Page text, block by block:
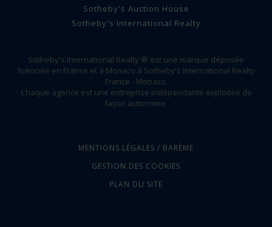
Sotheby's Auction House
Sotheby's International Realty
Sotheby's International Realty ® est une marque déposée
licenciée en France et à Monaco à Sotheby's International Realty
France - Monaco.
Chaque agence est une entreprise indépendante exploitée de
façon autonome.
MENTIONS LÉGALES / BARÈME
GESTION DES COOKIES
PLAN DU SITE